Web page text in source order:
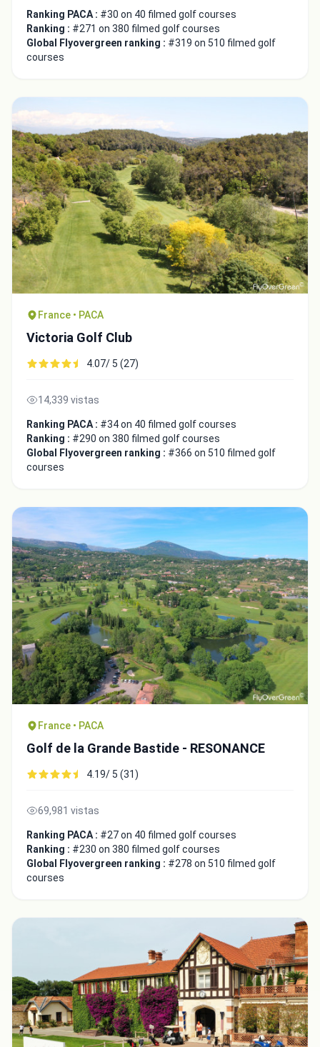
Ranking PACA : #30 on 40 filmed golf courses
Ranking : #271 on 380 filmed golf courses
Global Flyovergreen ranking : #319 on 510 filmed golf
courses
France • PACA
Victoria Golf Club
4.07/ 5 (27)
14,339 vistas
Ranking PACA : #34 on 40 filmed golf courses
Ranking : #290 on 380 filmed golf courses
Global Flyovergreen ranking : #366 on 510 filmed golf
courses
France • PACA
Golf de la Grande Bastide - RESONANCE
4.19/ 5 (31)
69,981 vistas
Ranking PACA : #27 on 40 filmed golf courses
Ranking : #230 on 380 filmed golf courses
Global Flyovergreen ranking : #278 on 510 filmed golf
courses
Video choice:
Copy to Clipboard